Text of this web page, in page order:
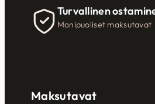
Turvallinen
Monipuoliset maksutavat
Maksutavat